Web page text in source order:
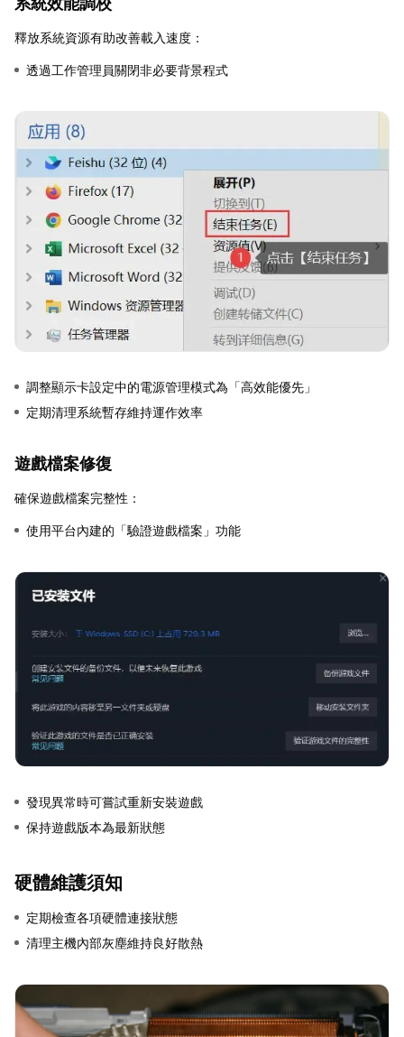
釋放系統資源有助改善載入速度：
透過工作管理員關閉非必要背景程式
調整顯示卡設定中的電源管理模式為「高效能優先」
定期清理系統暫存維持運作效率
遊戲檔案修復
確保遊戲檔案完整性：
使用平台內建的「驗證遊戲檔案」功能
發現異常時可嘗試重新安裝遊戲
保持遊戲版本為最新狀態
硬體維護須知
定期檢查各項硬體連接狀態
清理主機內部灰塵維持良好散熱